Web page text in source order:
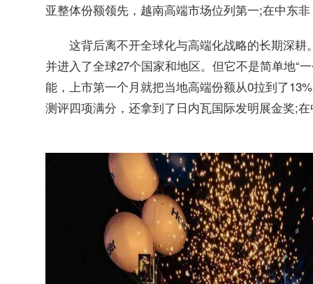
亚整体份额领先，越南高端市场位列第一;在中东
这背后离不开全球化与高端化战略的长期深
并进入了全球27个国家和地区。但它不是简单地“
能，上市第一个月就把当地高端份额从0拉到了
测评四项满分，还拿到了日内瓦国际发明展金奖;